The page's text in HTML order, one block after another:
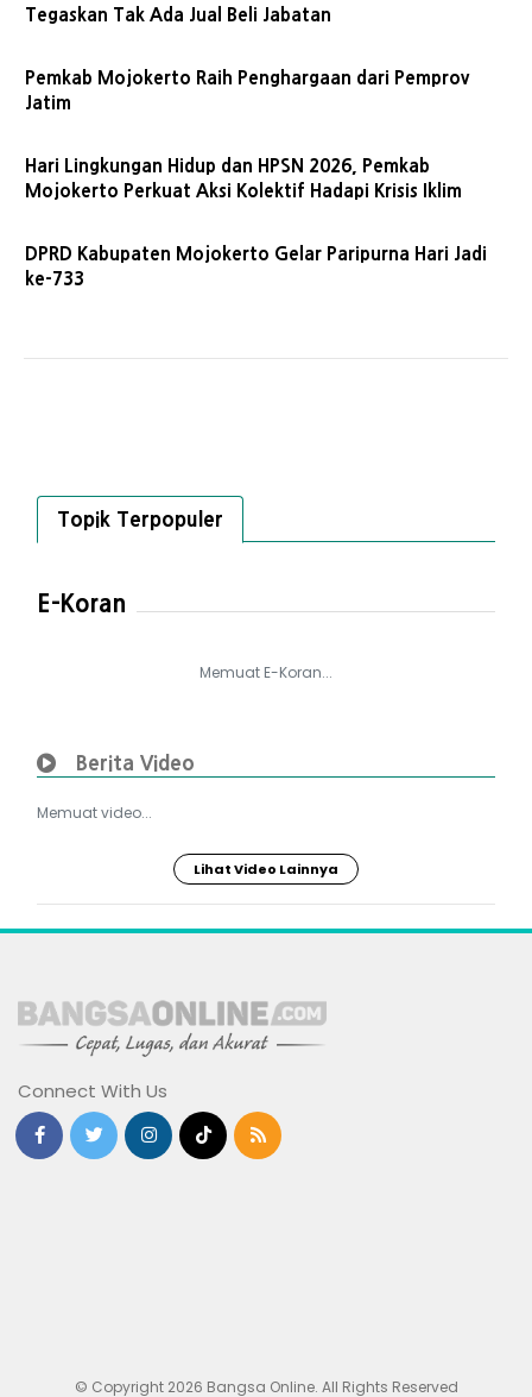
Tegaskan Tak Ada Jual Beli Jabatan
Pemkab Mojokerto Raih Penghargaan dari Pemprov
Jatim
Hari Lingkungan Hidup dan HPSN 2026, Pemkab
Mojokerto Perkuat Aksi Kolektif Hadapi Krisis Iklim
DPRD Kabupaten Mojokerto Gelar Paripurna Hari Jadi
ke-733
Topik Terpopuler
E-Koran
Memuat E-Koran...
Berita Video
Memuat video...
Lihat Video Lainnya
Connect With Us
© Copyright 2026 Bangsa Online. All Rights Reserved